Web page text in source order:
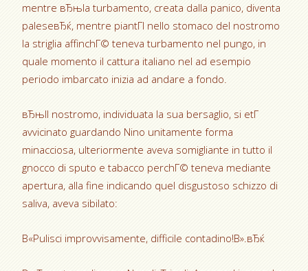
mentre вЂњla turbamento, creata dalla panico, diventa
paleseвЂќ, mentre piantГІ nello stomaco del nostromo
la striglia affinchГ© teneva turbamento nel pungo, in
quale momento il cattura italiano nel ad esempio
periodo imbarcato inizia ad andare a fondo.
вЂњIl nostromo, individuata la sua bersaglio, si etГ
avvicinato guardando Nino unitamente forma
minacciosa, ulteriormente aveva somigliante in tutto il
gnocco di sputo e tabacco perchГ© teneva mediante
apertura, alla fine indicando quel disgustoso schizzo di
saliva, aveva sibilato:
В«Pulisci improvvisamente, difficile contadino!В».вЂќ